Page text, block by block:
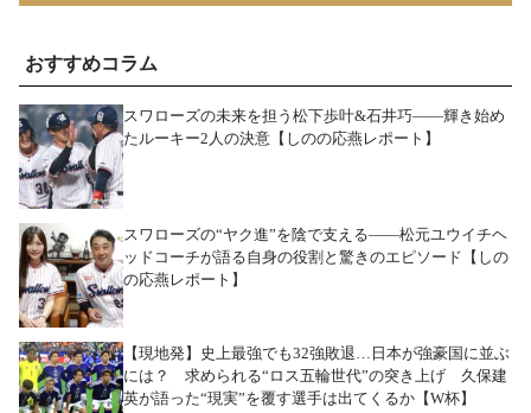
おすすめコラム
スワローズの未来を担う松下歩叶&石井巧――輝き始め
たルーキー2人の決意【しのの応燕レポート】
スワローズの“ヤク進”を陰で支える――松元ユウイチヘ
ッドコーチが語る自身の役割と驚きのエピソード【しの
の応燕レポート】
【現地発】史上最強でも32強敗退…日本が強豪国に並ぶ
には？ 求められる“ロス五輪世代”の突き上げ 久保建
英が語った“現実”を覆す選手は出てくるか【W杯】